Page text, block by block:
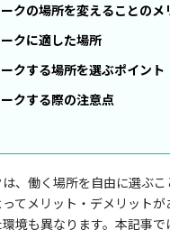
クの場所を変えることのメ
クに適した場所
クする場所を選ぶポイント
クする際の注意点
、働く場所を自由に選ぶ
てメリット・デメリット
境も異なります。本記事